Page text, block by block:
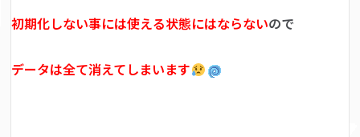
初期化しない事には使える状態にはならないので
データは全て消えてしまいます